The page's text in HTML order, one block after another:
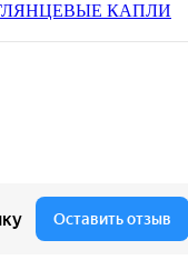
ГЛЯНЦЕВЫЕ КАПЛИ